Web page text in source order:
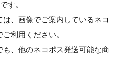
す。
、画像でご案内しているネコ
利用ください。
、他のネコポス発送可能な商